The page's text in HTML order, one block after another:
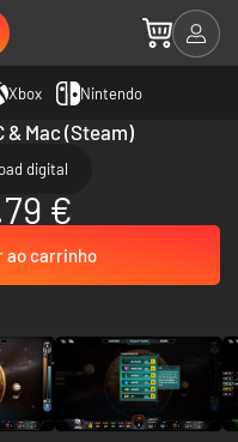
Xbox Nintendo
& Mac (Steam)
digital
€
ao carrinho